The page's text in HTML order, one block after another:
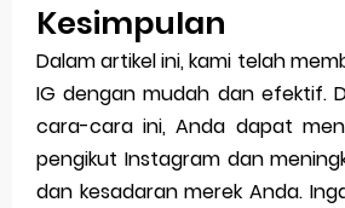
Kesimpulan
Dalam artikel ini, kami telah
IG dengan mudah dan efektif.
cara-cara ini, Anda dapat
pengikut Instagram dan
dan kesadaran merek Anda.